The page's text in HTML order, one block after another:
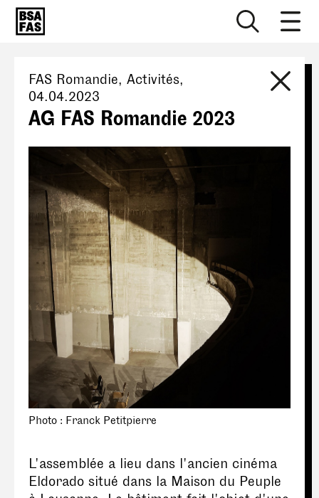
FAS Romandie, Activités,
04.04.2023
AG FAS Romandie 2023
Photo : Franck Petitpierre
L'assemblée a lieu dans l'ancien cinéma
Eldorado situé dans la Maison du Peuple